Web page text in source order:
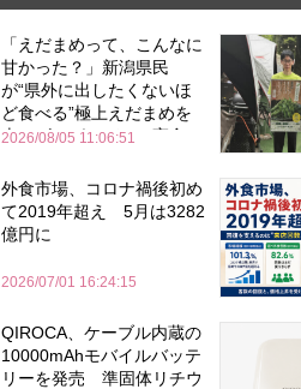
「えだまめって、こんなに
甘かった？」新潟県民
が“県外に出したくないほ
ど食べる”極上えだまめを
森のビアガーデンで実食
2026/08/05 11:06:51
外食市場、コロナ禍後初め
て2019年超え 5月は3282
億円に
2026/07/01 16:24:15
QIROCA、ケーブル内蔵の
10000mAhモバイルバッテ
リーを発売 準固体リチウ